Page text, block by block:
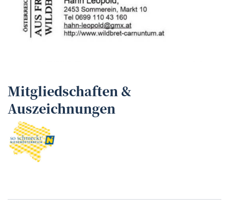
Mitgliedschaften &
Auszeichnungen